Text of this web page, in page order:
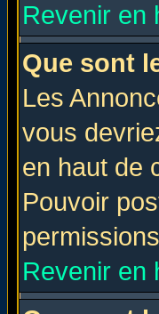
Revenir en
Que sont
Les
vous
en haut de
Pouvoir
Revenir en